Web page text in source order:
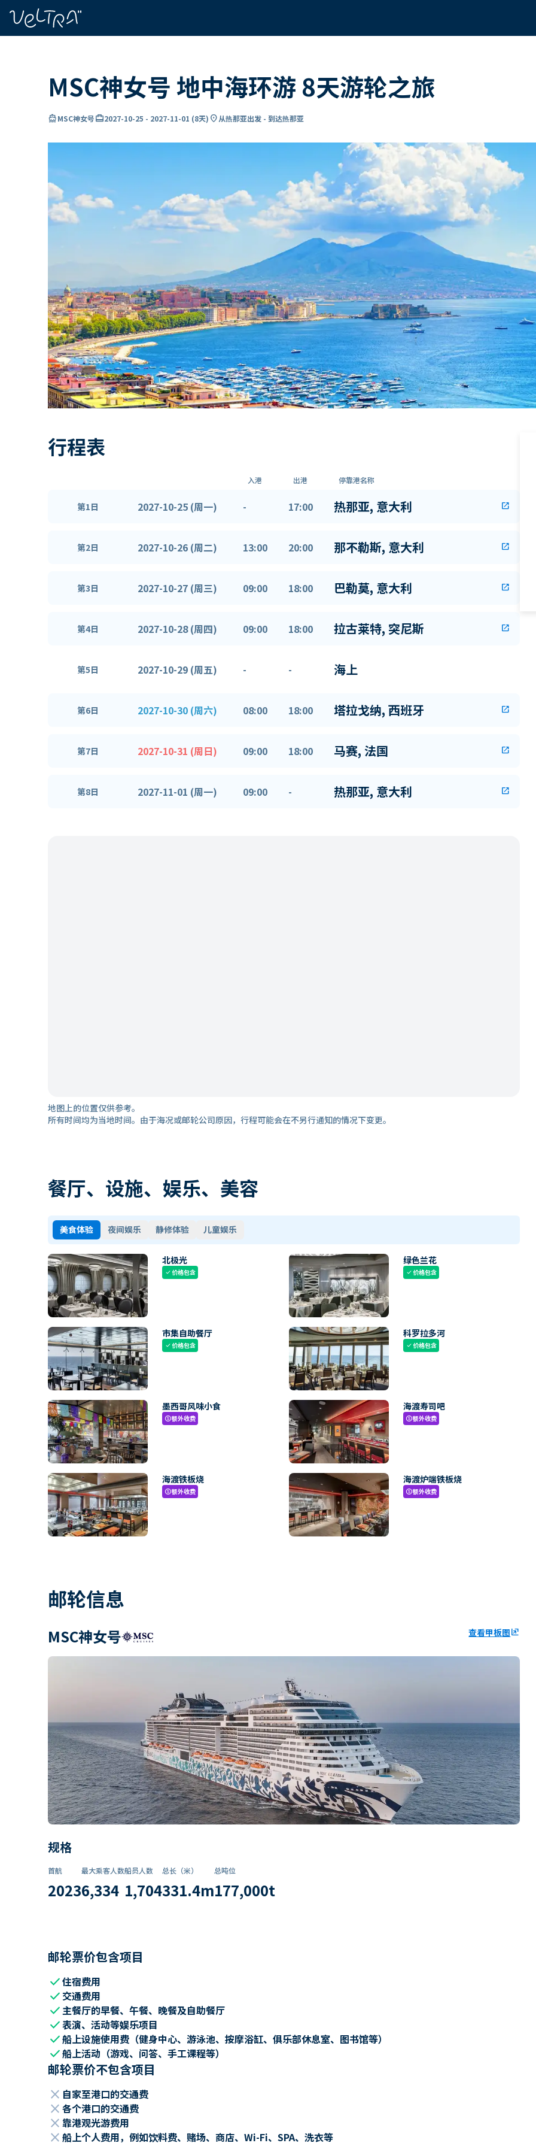
MSC神女号 地中海环游 8天游轮之旅
directions_boatMSC神女号card_travel2027-10-25 - 2027-11-01 (8天) location_on从热那亚出发 - 到达热那亚
行程表
入港 出港 停靠港名称
第1日 2027-10-25 (周一) - 17:00 热那亚, 意大利 open_in_new
第2日 2027-10-26 (周二) 13:00 20:00 那不勒斯, 意大利 open_in_new
第3日 2027-10-27 (周三) 09:00 18:00 巴勒莫, 意大利 open_in_new
第4日 2027-10-28 (周四) 09:00 18:00 拉古莱特, 突尼斯 open_in_new
第5日 2027-10-29 (周五) - - 海上
第6日 2027-10-30 (周六) 08:00 18:00 塔拉戈纳, 西班牙 open_in_new
第7日 2027-10-31 (周日) 09:00 18:00 马赛, 法国 open_in_new
第8日 2027-11-01 (周一) 09:00 - 热那亚, 意大利 open_in_new
地图上的位置仅供参考。
所有时间均为当地时间。由于海况或邮轮公司原因，行程可能会在不另行通知的情况下变更。
餐厅、设施、娱乐、美容
美食体验 夜间娱乐 静修体验 儿童娱乐
北极光
check价格包含
绿色兰花
check价格包含
市集自助餐厅
check价格包含
科罗拉多河
check价格包含
墨西哥风味小食
paid额外收费
海渡寿司吧
paid额外收费
海渡铁板烧
paid额外收费
海渡炉端铁板烧
paid额外收费
邮轮信息
MSC神女号 查看甲板图ungroup
规格
首航
2023
最大乘客人数
6,334
船员人数
1,704
总长（米）
331.4m
总吨位
177,000t
邮轮票价包含项目
check住宿费用
check 交通费用
check主餐厅的早餐、午餐、晚餐及自助餐厅
check表演、活动等娱乐项目
check船上设施使用费（健身中心、游泳池、按摩浴缸、俱乐部休息室、图书馆等）
check船上活动（游戏、问答、手工课程等）
邮轮票价不包含项目
close 自家至港口的交通费
close 各个港口的交通费
close 靠港观光游费用
close 船上个人费用，例如饮料费、赌场、商店、Wi-Fi、SPA、洗衣等